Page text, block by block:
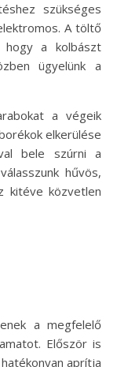
szükséges
A töltő
a kolbászt
ügyelünk a
a végeik
elkerülése
bele szúrni a
hűvös,
kitéve közvetlen
a megfelelő
Először is
aprítja